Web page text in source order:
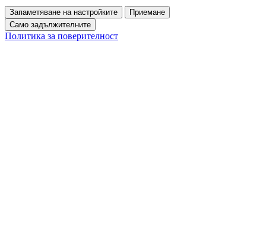
Запаметяване на настройките
Приемане
Само задължителните
Политика за поверителност